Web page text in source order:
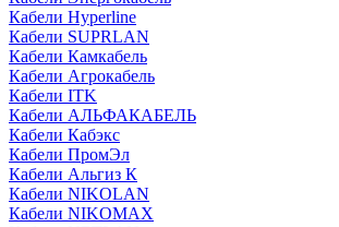
Кабели Hyperline
Кабели SUPRLAN
Кабели Камкабель
Кабели Агрокабель
Кабели ITK
Кабели АЛЬФАКАБЕЛЬ
Кабели Кабэкс
Кабели ПромЭл
Кабели Альгиз К
Кабели NIKOLAN
Кабели NIKOMAX